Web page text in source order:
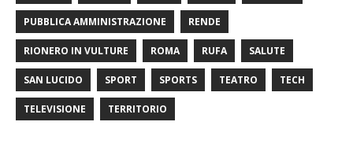
PUBBLICA AMMINISTRAZIONE RENDE
RIONERO IN VULTURE ROMA RUFA SALUTE
SAN LUCIDO SPORT SPORTS TEATRO TECH
TELEVISIONE TERRITORIO